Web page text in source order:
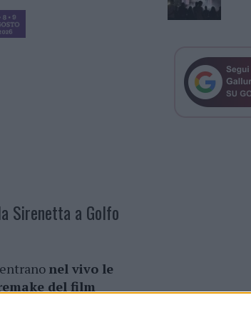
Sirenetta a Golfo
nel vivo le
del film